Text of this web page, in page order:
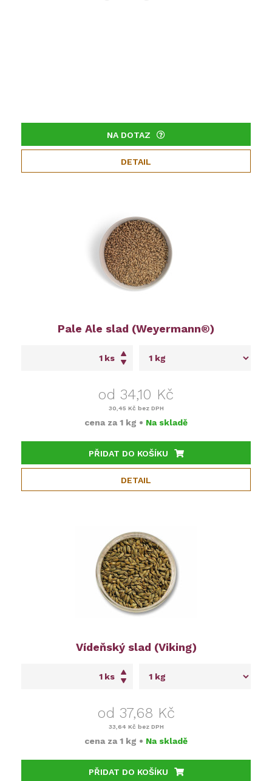
NA DOTAZ
DETAIL
Pale Ale slad (Weyermann®)
ks
od 34,10 Kč
30,45 Kč bez DPH
cena za 1 kg • Na skladě
PŘIDAT DO KOŠÍKU
DETAIL
Vídeňský slad (Viking)
ks
od 37,68 Kč
33,64 Kč bez DPH
cena za 1 kg • Na skladě
PŘIDAT DO KOŠÍKU